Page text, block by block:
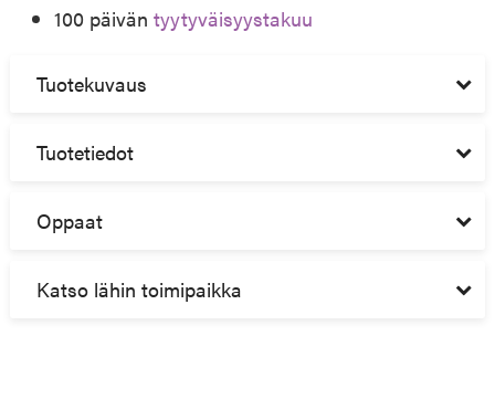
100 päiväntyytyväisyystakuu
Tuotekuvaus
Tuotetiedot
Oppaat
Katso lähin toimipaikka